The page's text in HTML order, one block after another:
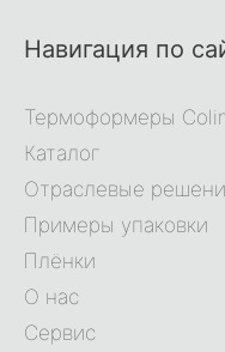
Навигация по
Термоформеры
Каталог
Отраслевые
Примеры упаковки
Плёнки
О нас
Сервис